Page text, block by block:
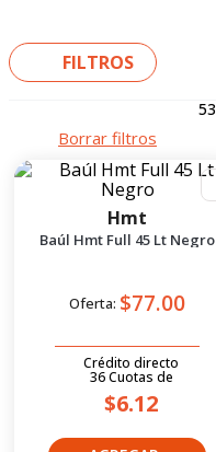
FILTROS
53
Hmt
Baúl Hmt Full 45 Lt Negro
Oferta: $77.00
Crédito directo
36Cuotas de
$6.12